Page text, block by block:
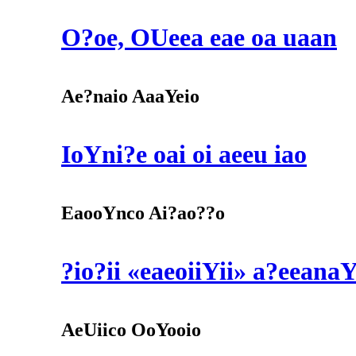
O?oe, OUeea eae oa uaan
Ae?naio AaaYeio
IoYni?e oai oi aeeu iao
EaooYnco Ai?ao??o
?io?ii «eaeoiiYii»
AeUiico OoYooio